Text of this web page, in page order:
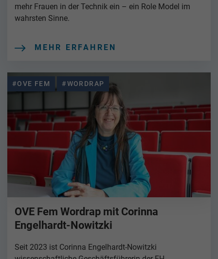
mehr Frauen in der Technik ein – ein Role Model im
wahrsten Sinne.
MEHR ERFAHREN
#OVE FEM #WORDRAP
OVE Fem Wordrap mit Corinna
Engelhardt-Nowitzki
Seit 2023 ist Corinna Engelhardt-Nowitzki